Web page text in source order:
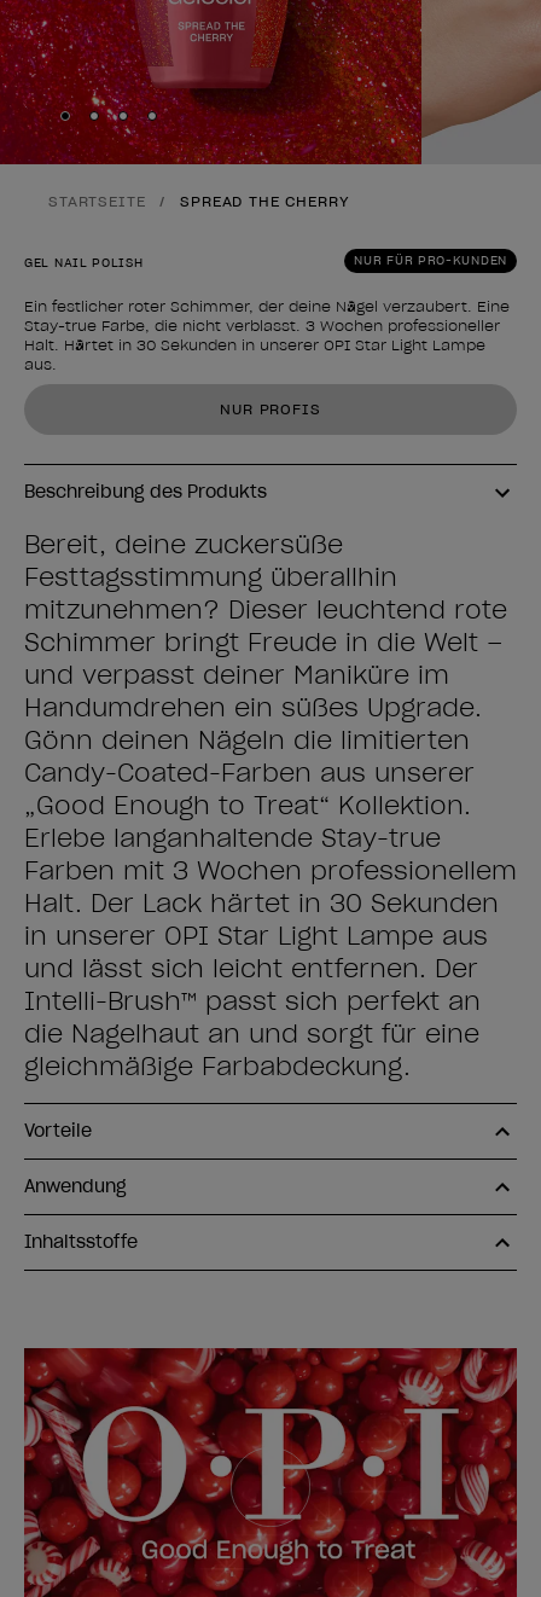
Skip to slide1
Skip to slide 2
Skip to slide 3
Skip to slide4
STARTSEITE SPREAD THE CHERRY
NUR FÜR PRO-KUNDEN
GEL NAIL POLISH
Ein festlicher roter Schimmer, der deine Nägel verzaubert. Eine
Stay-true Farbe, die nicht verblasst. 3 Wochen professioneller
Halt. Härtet in 30 Sekunden in unserer OPI Star Light Lampe
aus.
Form des Produkts
NUR PROFIS
Beschreibung des Produkts
Bereit, deine zuckersüße
Festtagsstimmung überallhin
mitzunehmen? Dieser leuchtend rote
Schimmer bringt Freude in die Welt –
und verpasst deiner Maniküre im
Handumdrehen ein süßes Upgrade.
Gönn deinen Nägeln die limitierten
Candy-Coated-Farben aus unserer
„Good Enough to Treat“ Kollektion.
Erlebe langanhaltende Stay-true
Farben mit 3 Wochen professionellem
Halt. Der Lack härtet in 30 Sekunden
in unserer OPI Star Light Lampe aus
und lässt sich leicht entfernen. Der
Intelli-Brush™ passt sich perfekt an
die Nagelhaut an und sorgt für eine
gleichmäßige Farbabdeckung.
Vorteile
Anwendung
Inhaltsstoffe